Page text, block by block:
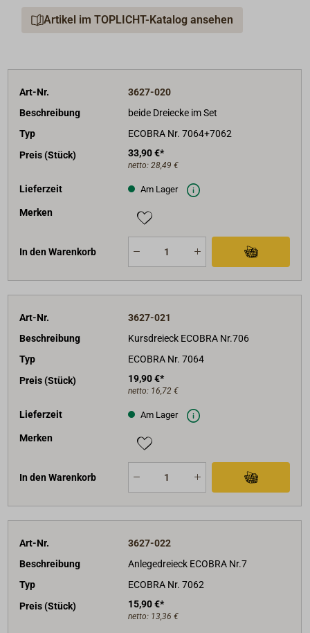
Abmessungen 325 x 165 x 3mm.
Artikel im TOPLICHT-Katalog ansehen
Art-Nr.
3627-020
Beschreibung
beide Dreiecke im Set
Typ
ECOBRA Nr. 7064+7062
Preis (Stück)
33,90 €*
netto: 28,49 €
Lieferzeit Am Lager
Merken
In den Warenkorb
Art-Nr.
3627-021
Beschreibung
Kursdreieck ECOBRA Nr.706
Typ
ECOBRA Nr. 7064
Preis (Stück)
19,90 €*
netto: 16,72 €
Lieferzeit Am Lager
Merken
In den Warenkorb
Art-Nr.
3627-022
Beschreibung
Anlegedreieck ECOBRA Nr.7
Typ
ECOBRA Nr. 7062
Preis (Stück)
15,90 €*
netto: 13,36 €